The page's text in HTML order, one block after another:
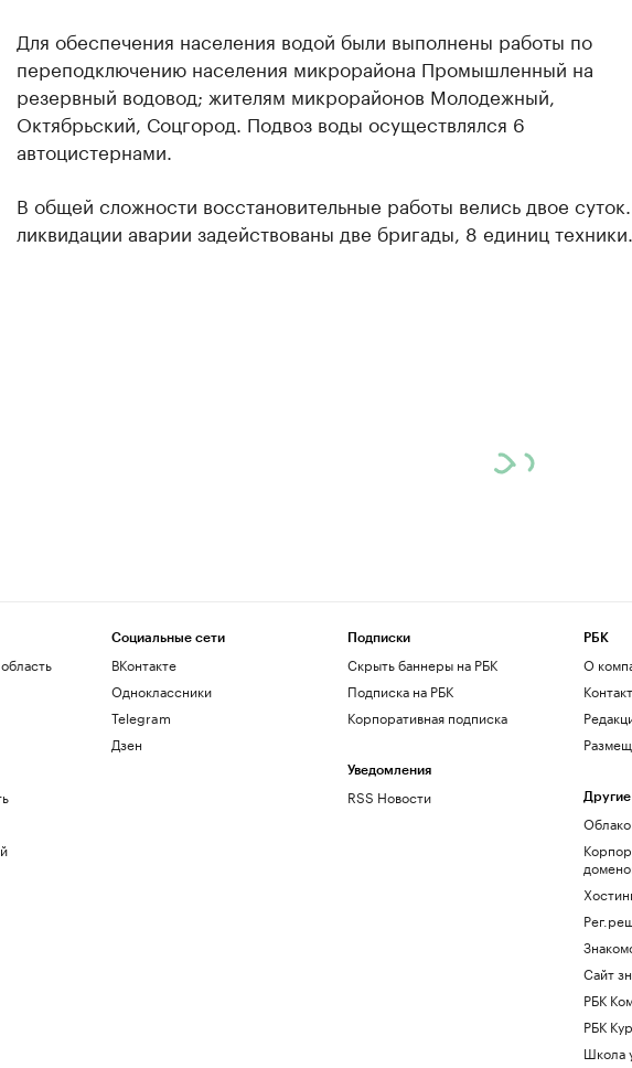
Для обеспечения населения водой были выполнены работы по
переподключению населения микрорайона Промышленный на
резервный водовод; жителям микрорайонов Молодежный,
Октябрьский, Соцгород. Подвоз воды осуществлялся 6
автоцистернами.
В общей сложности восстановительные работы велись двое
ликвидации аварии задействованы две бригады, 8 единиц техники.
Социальные сети
ВКонтакте
Одноклассники
Telegram
Дзен
Подписки
Скрыть баннеры на РБК
Подписка на РБК
Корпоративная подписка
Уведомления
RSS Новости
РБК
О
Сайт
РБК
РБК
Школа